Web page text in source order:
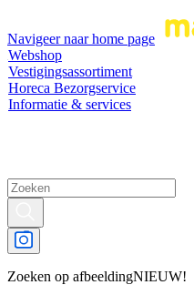
Navigeer naar home page
Webshop
Vestigingsassortiment
Horeca Bezorgservice
Informatie & services
Zoeken op afbeeldingNIEUW!